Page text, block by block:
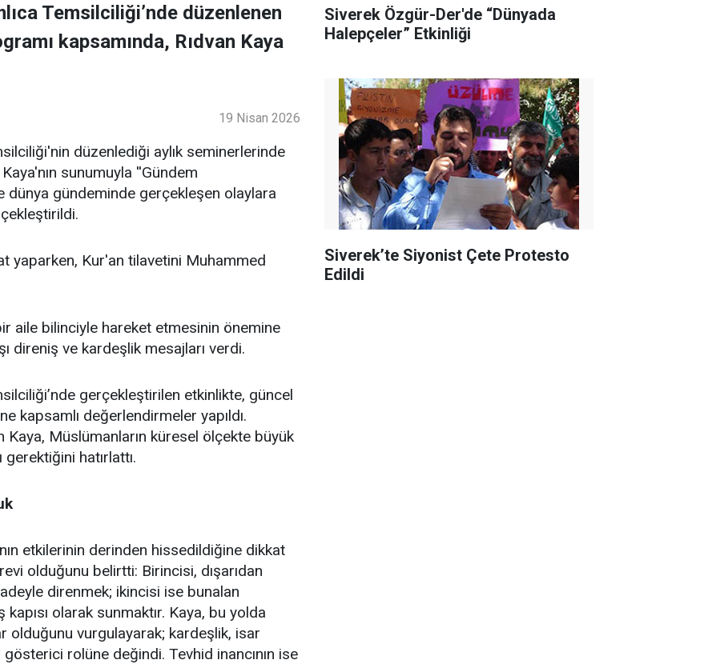
Temsilciliği’nde düzenlenen
kapsamında, Rıdvan Kaya
19 Nisan 2026
düzenlediği aylık seminerlerinde
sunumuyla ''Gündem
dünya gündeminde gerçekleşen olaylara
yaparken, Kur'an tilavetini Muhammed
aile bilinciyle hareket etmesinin önemine
direniş ve kardeşlik mesajları verdi.
gerçekleştirilen etkinlikte, güncel
kapsamlı değerlendirmeler yapıldı.
Kaya, Müslümanların küresel ölçekte büyük
hatırlattı.
etkilerinin derinden hissedildiğine dikkat
olduğunu belirtti: Birincisi, dışarıdan
direnmek; ikincisi ise bunalan
kapısı olarak sunmaktır. Kaya, bu yolda
olduğunu vurgulayarak; kardeşlik, isar
rolüne değindi. Tevhid inancının ise
Siverek Özgür-Der'de “Dünyada
Halepçeler” Etkinliği
Siverek’te Siyonist Çete Protesto
Edildi